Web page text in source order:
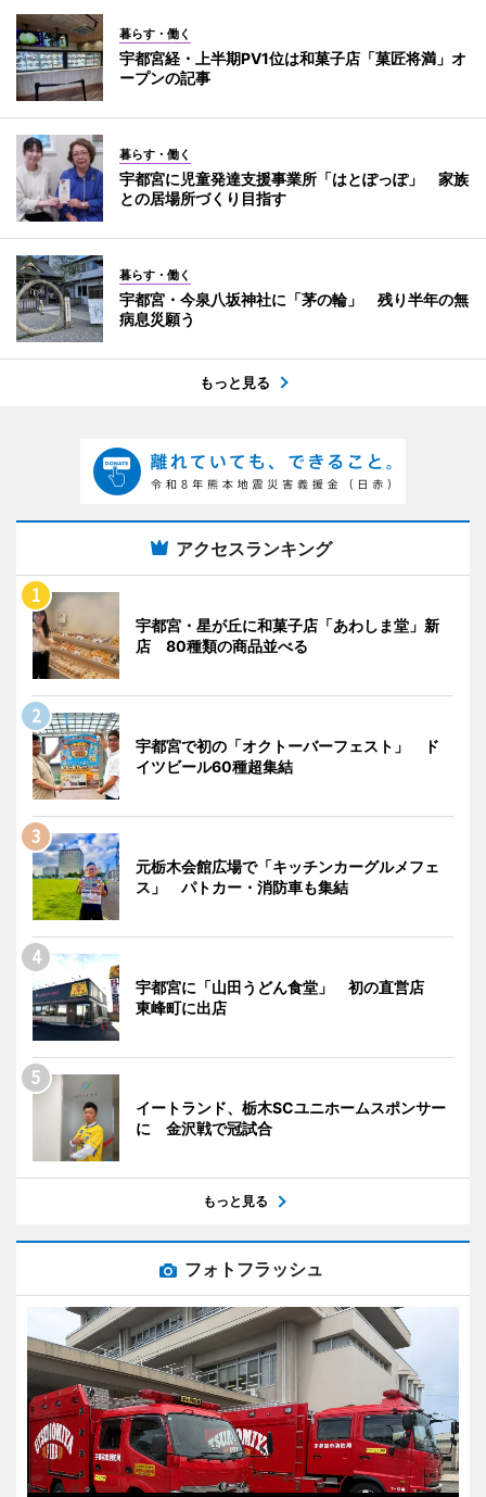
暮らす・働く
宇都宮経・上半期PV1位は和菓子店「菓匠将満」オ
ープンの記事
暮らす・働く
宇都宮に児童発達支援事業所「はとぽっぽ」 家族
との居場所づくり目指す
暮らす・働く
宇都宮・今泉八坂神社に「茅の輪」 残り半年の無
病息災願う
もっと見る
アクセスランキング
宇都宮・星が丘に和菓子店「あわしま堂」新
店 80種類の商品並べる
宇都宮で初の「オクトーバーフェスト」 ド
イツビール60種超集結
元栃木会館広場で「キッチンカーグルメフェ
ス」 パトカー・消防車も集結
宇都宮に「山田うどん食堂」 初の直営店
東峰町に出店
イートランド、栃木SCユニホームスポンサー
に 金沢戦で冠試合
もっと見る
フォトフラッシュ